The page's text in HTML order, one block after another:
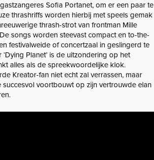
Sofia Portanet, om er een paar te
thrashriffs worden hierbij met speels gemak
thrash-strot van frontman Mille
songs worden steevast compact en to-the-
festivalweide of concertzaal in geslingerd te
Planet’ is de uitzondering op het
alles als de spreekwoordelijke klok.
Kreator-fan niet echt zal verrassen, maar
voortbouwt op zijn vertrouwde elan